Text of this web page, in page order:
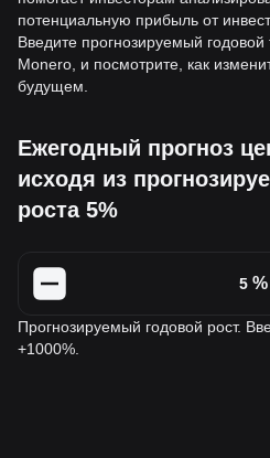
потенциальную прибыль от
Введите прогнозируемый
Monero, и посмотрите, как
будущем.
Ежегодный прогноз
исходя из
роста 5%
%
Прогнозируемый годовой рост.
+1000%.